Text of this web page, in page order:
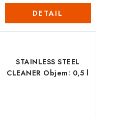
DETAIL
STAINLESS STEEL
CLEANER Objem: 0,5 l